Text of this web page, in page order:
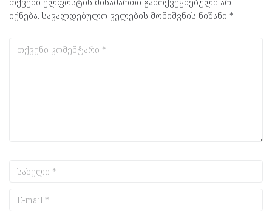
იქნება. სავალდებულო ველების მონიშვნის ნიშანი *